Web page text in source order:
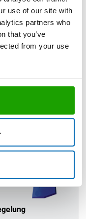
use of our site with
partners who
that you’ve
from your use
der